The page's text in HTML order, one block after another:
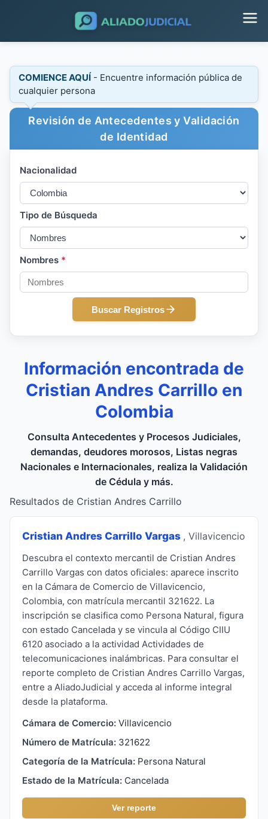
COMIENCE AQUÍ - Encuentre información pública de
cualquier persona
Revisión de Antecedentes y Validación
de Identidad
Nacionalidad
Tipo de Búsqueda
Nombres *
Buscar Registros
Información encontrada de
Cristian Andres Carrillo en
Colombia
Consulta Antecedentes y Procesos Judiciales,
demandas, deudores morosos, Listas negras
Nacionales e Internacionales, realiza la Validación
de Cédula y más.
Resultados de Cristian Andres Carrillo
Cristian Andres Carrillo Vargas , Villavicencio
Descubra el contexto mercantil de Cristian Andres
Carrillo Vargas con datos oficiales: aparece inscrito
en la Cámara de Comercio de Villavicencio,
Colombia, con matrícula mercantil 321622. La
inscripción se clasifica como Persona Natural, figura
con estado Cancelada y se vincula al Código CIIU
6120 asociado a la actividad Actividades de
telecomunicaciones inalámbricas. Para consultar el
reporte completo de Cristian Andres Carrillo Vargas,
entre a AliadoJudicial y acceda al informe integral
desde la plataforma.
Cámara de Comercio: Villavicencio
Número de Matrícula: 321622
Categoría de la Matrícula: Persona Natural
Estado de la Matrícula: Cancelada
Ver reporte